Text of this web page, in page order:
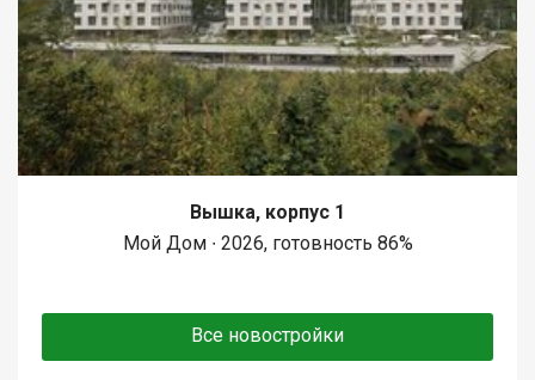
Вышка, корпус 1
Мой Дом ∙ 2026, готовность 86%
Все новостройки